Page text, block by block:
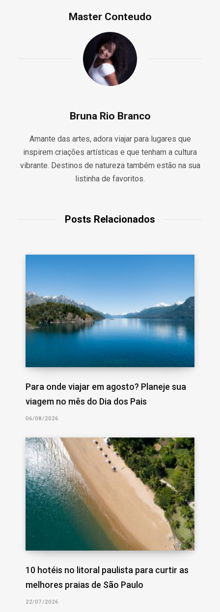
Master Conteudo
Bruna Rio Branco
Amante das artes, adora viajar para lugares que
inspirem criações artísticas e que tenham a cultura
vibrante. Destinos de natureza também estão na sua
listinha de favoritos.
Posts Relacionados
Para onde viajar em agosto? Planeje sua
viagem no mês do Dia dos Pais
06/08/2026
10 hotéis no litoral paulista para curtir as
melhores praias de São Paulo
22/07/2026